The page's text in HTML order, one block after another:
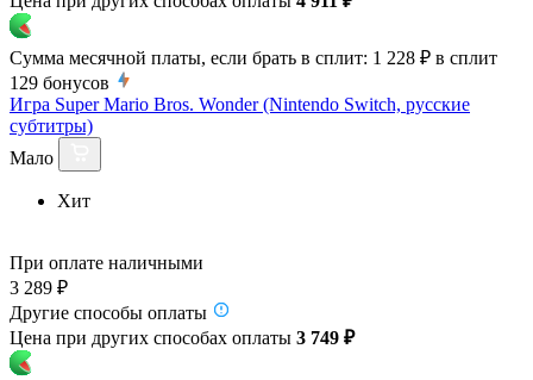
Сумма месячной платы, если брать в сплит: 1 228 ₽ в сплит
129 бонусов
Игра Super Mario Bros. Wonder (Nintendo Switch, русские
субтитры)
Мало
Хит
При оплате наличными
3 289 ₽
Другие способы оплаты
Цена при других способах оплаты 3 749 ₽